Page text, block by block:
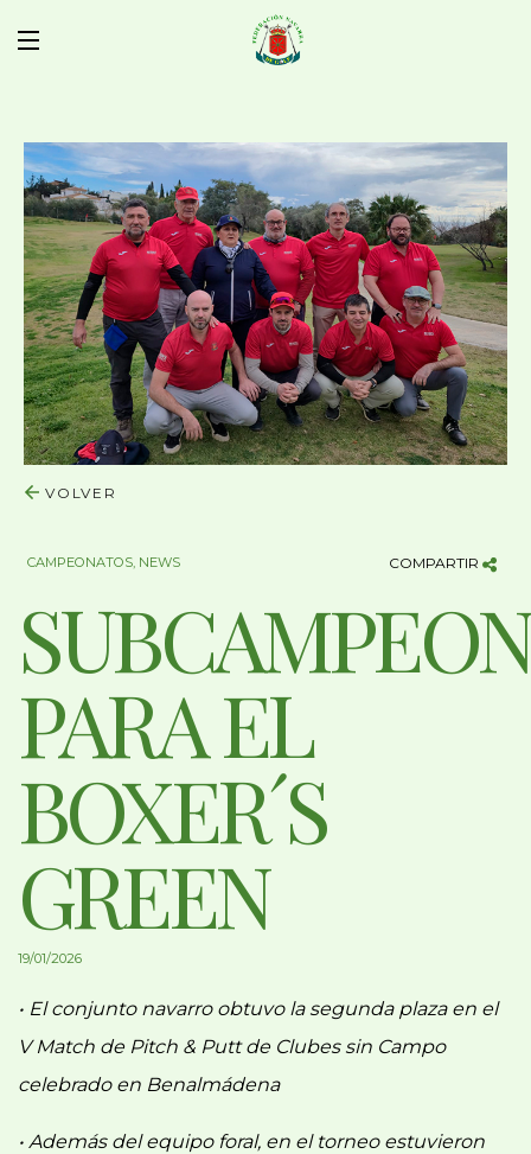
VOLVER
CAMPEONATOS NEWS COMPARTIR
PARA EL
BOXER´S
GREEN
19/01/2026
• El conjunto navarro obtuvo la segunda plaza en el
V Match de Pitch & Putt de Clubes sin Campo
celebrado en Benalmádena
• Además del equipo foral, en el torneo estuvieron